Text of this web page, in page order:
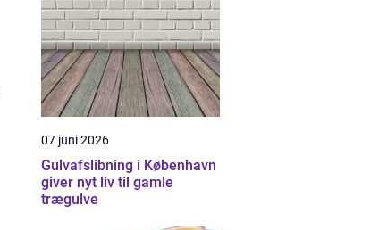
07 juni 2026
Gulvafslibning i København
giver nyt liv til gamle
trægulve